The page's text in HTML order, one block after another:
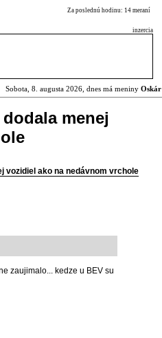
Za poslednú hodinu: 14 meraní
inzercia
Sobota, 8. augusta 2026, dnes má meniny Oskár
menej
vozidiel ako na nedávnom vrchole
zaujimalo... kedze u BEV su